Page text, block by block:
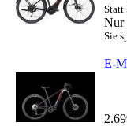
Statt
Nur
Sie
E-